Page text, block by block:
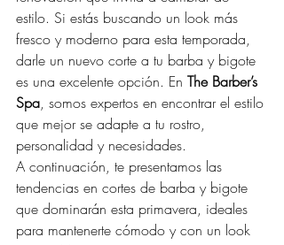
estilo. Si estás buscando un look más
fresco y moderno para esta temporada,
darle un nuevo corte a tu barba y bigote
es una excelente opción. En The Barber’s
Spa, somos expertos en encontrar el estilo
que mejor se adapte a tu rostro,
personalidad y necesidades.
A continuación, te presentamos las
tendencias en cortes de barba y bigote
que dominarán esta primavera, ideales
para mantenerte cómodo y con un look